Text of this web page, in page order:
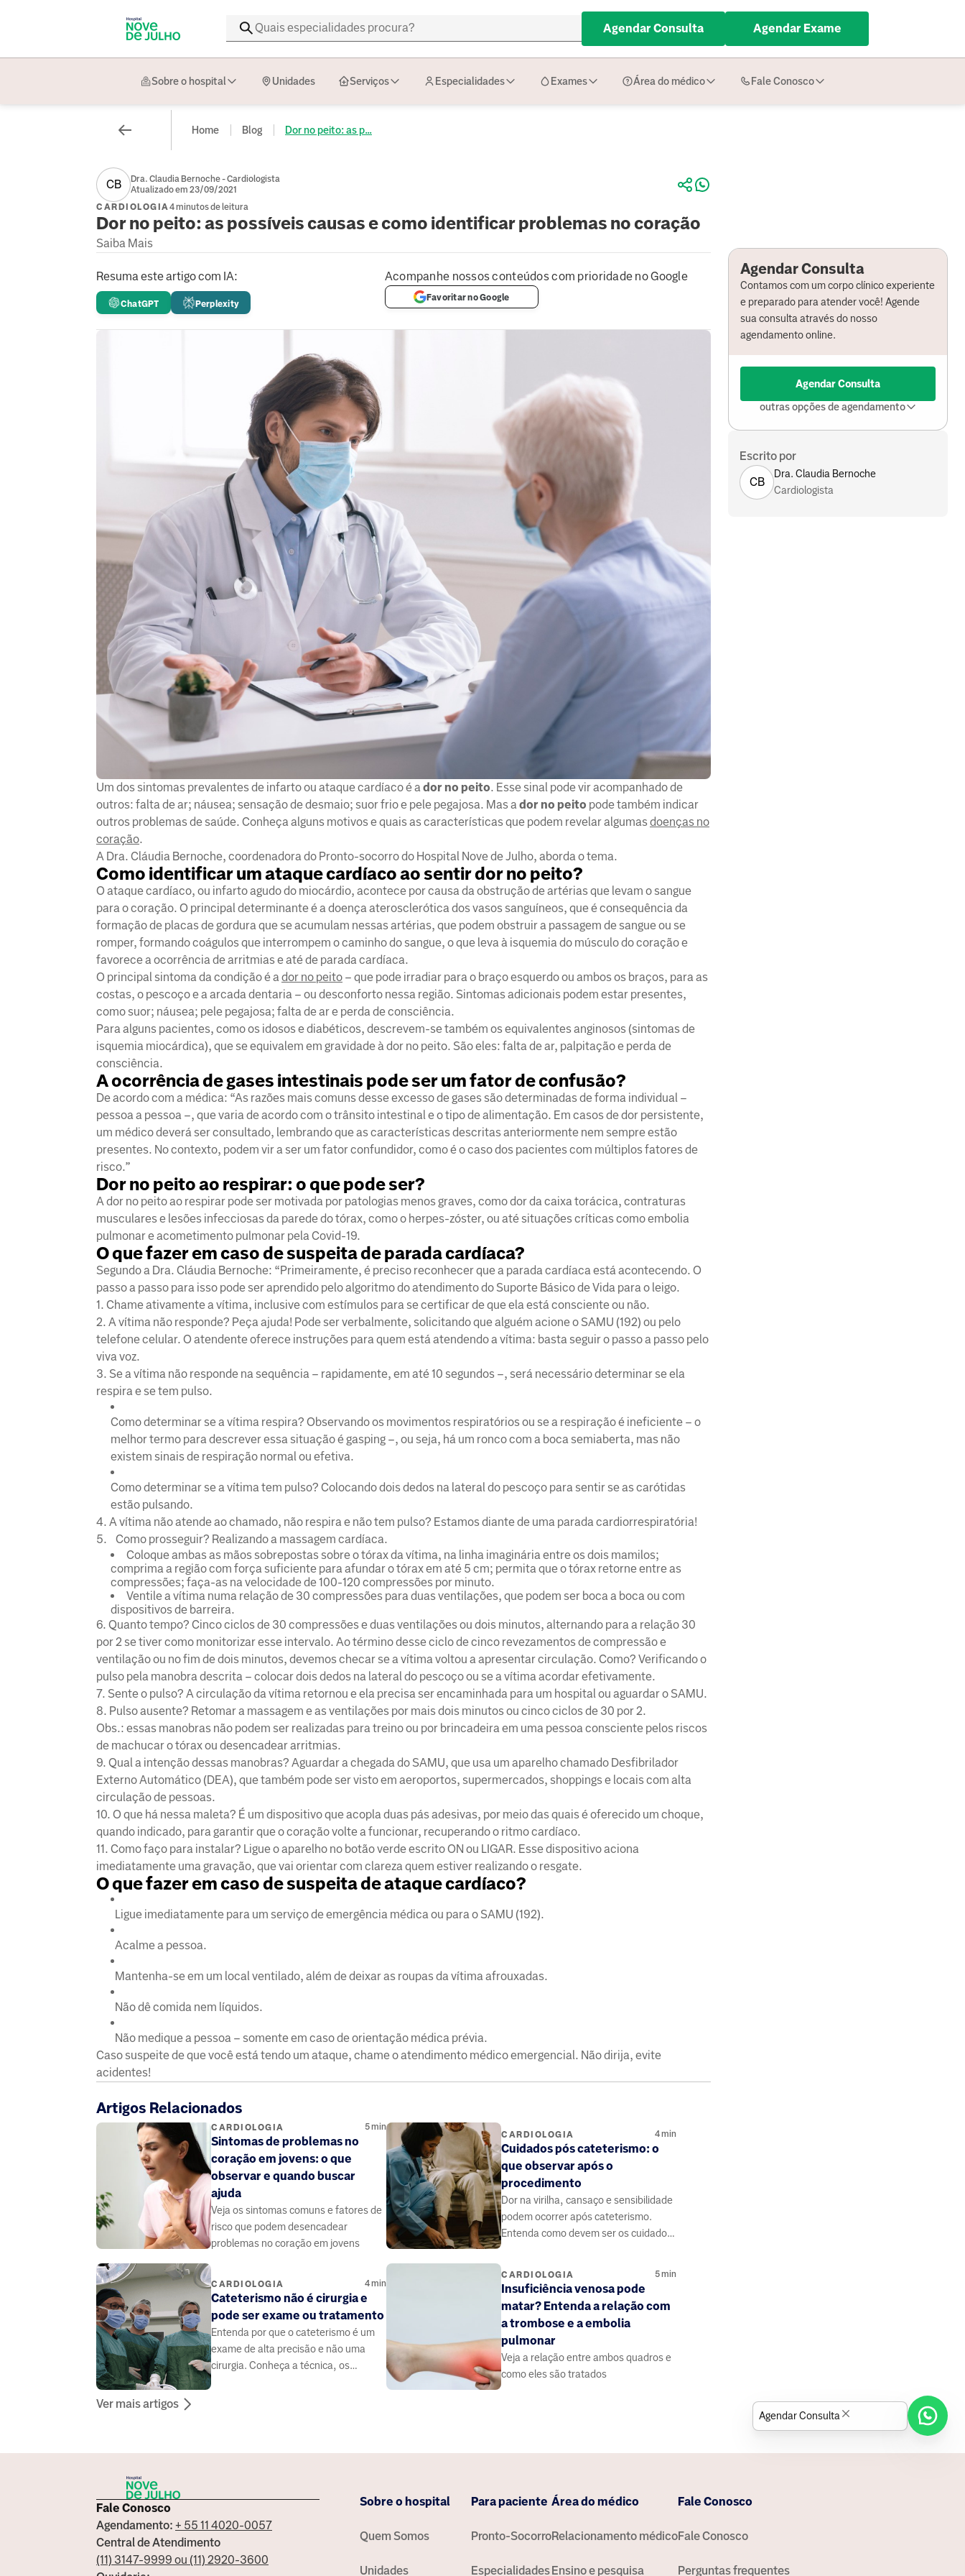
Agendar Consulta Agendar Exame
Sobre o hospital Unidades Serviços Especialidades Exames Área do médico Fale Conosco
Home Blog Dor no peito: as p...
CB
Dra. Claudia Bernoche - Cardiologista
Atualizado em 23/09/2021
CARDIOLOGIA4 minutos de leitura
Dor no peito: as possíveis causas e como identificar problemas no coração
Saiba Mais
Resuma este artigo com IA:
ChatGPT Perplexity
Acompanhe nossos conteúdos com prioridade no Google
Favoritar no Google
Um dos sintomas prevalentes de infarto ou ataque cardíaco é a dor no peito. Esse sinal pode vir acompanhado de
outros: falta de ar; náusea; sensação de desmaio; suor frio e pele pegajosa. Mas a dor no peito pode também indicar
outros problemas de saúde. Conheça alguns motivos e quais as características que podem revelar algumasdoenças no
coração.
A Dra. Cláudia Bernoche, coordenadora do Pronto-socorro do Hospital Nove de Julho, aborda o tema.
Como identificar um ataque cardíaco ao sentir dor no peito?
O ataque cardíaco, ou infarto agudo do miocárdio, acontece por causa da obstrução de artérias que levam o sangue
para o coração. O principal determinante é a doença aterosclerótica dos vasos sanguíneos, que é consequência da
formação de placas de gordura que se acumulam nessas artérias, que podem obstruir a passagem de sangue ou se
romper, formando coágulos que interrompem o caminho do sangue, o que leva à isquemia do músculo do coração e
favorece a ocorrência de arritmias e até de parada cardíaca.
O principal sintoma da condição é a dor no peito – que pode irradiar para o braço esquerdo ou ambos os braços, para as
costas, o pescoço e a arcada dentaria – ou desconforto nessa região. Sintomas adicionais podem estar presentes,
como suor; náusea; pele pegajosa; falta de ar e perda de consciência.
Para alguns pacientes, como os idosos e diabéticos, descrevem-se também os equivalentes anginosos (sintomas de
isquemia miocárdica), que se equivalem em gravidade à dor no peito. São eles: falta de ar, palpitação e perda de
consciência.
A ocorrência de gases intestinais pode ser um fator de confusão?
De acordo com a médica: “As razões mais comuns desse excesso de gases são determinadas de forma individual –
pessoa a pessoa –, que varia de acordo com o trânsito intestinal e o tipo de alimentação. Em casos de dor persistente,
um médico deverá ser consultado, lembrando que as características descritas anteriormente nem sempre estão
presentes. No contexto, podem vir a ser um fator confundidor, como é o caso dos pacientes com múltiplos fatores de
risco.”
Dor no peito ao respirar: o que pode ser?
A dor no peito ao respirar pode ser motivada por patologias menos graves, como dor da caixa torácica, contraturas
musculares e lesões infecciosas da parede do tórax, como o herpes-zóster, ou até situações críticas como embolia
pulmonar e acometimento pulmonar pela Covid-19.
O que fazer em caso de suspeita de parada cardíaca?
Segundo a Dra. Cláudia Bernoche: “Primeiramente, é preciso reconhecer que a parada cardíaca está acontecendo. O
passo a passo para isso pode ser aprendido pelo algoritmo do atendimento do Suporte Básico de Vida para o leigo.
1. Chame ativamente a vítima, inclusive com estímulos para se certificar de que ela está consciente ou não.
2. A vítima não responde? Peça ajuda! Pode ser verbalmente, solicitando que alguém acione o SAMU (192) ou pelo
telefone celular. O atendente oferece instruções para quem está atendendo a vítima: basta seguir o passo a passo pelo
viva voz.
3. Se a vítima não responde na sequência – rapidamente, em até 10 segundos –, será necessário determinar se ela
respira e se tem pulso.
Como determinar se a vítima respira? Observando os movimentos respiratórios ou se a respiração é ineficiente – o
melhor termo para descrever essa situação é gasping –, ou seja, há um ronco com a boca semiaberta, mas não
existem sinais de respiração normal ou efetiva.
Como determinar se a vítima tem pulso? Colocando dois dedos na lateral do pescoço para sentir se as carótidas
estão pulsando.
4. A vítima não atende ao chamado, não respira e não tem pulso? Estamos diante de uma parada cardiorrespiratória!
5. Como prosseguir? Realizando a massagem cardíaca.
Coloque ambas as mãos sobrepostas sobre o tórax da vítima, na linha imaginária entre os dois mamilos;
comprima a região com força suficiente para afundar o tórax em até 5 cm; permita que o tórax retorne entre as
compressões; faça-as na velocidade de 100-120 compressões por minuto.
Ventile a vítima numa relação de 30 compressões para duas ventilações, que podem ser boca a boca ou com
dispositivos de barreira.
6. Quanto tempo? Cinco ciclos de 30 compressões e duas ventilações ou dois minutos, alternando para a relação 30
por 2 se tiver como monitorizar esse intervalo. Ao término desse ciclo de cinco revezamentos de compressão e
ventilação ou no fim de dois minutos, devemos checar se a vítima voltou a apresentar circulação. Como? Verificando o
pulso pela manobra descrita – colocar dois dedos na lateral do pescoço ou se a vítima acordar efetivamente.
7. Sente o pulso? A circulação da vítima retornou e ela precisa ser encaminhada para um hospital ou aguardar o SAMU.
8. Pulso ausente? Retomar a massagem e as ventilações por mais dois minutos ou cinco ciclos de 30 por 2.
Obs.: essas manobras não podem ser realizadas para treino ou por brincadeira em uma pessoa consciente pelos riscos
de machucar o tórax ou desencadear arritmias.
9. Qual a intenção dessas manobras? Aguardar a chegada do SAMU, que usa um aparelho chamado Desfibrilador
Externo Automático (DEA), que também pode ser visto em aeroportos, supermercados, shoppings e locais com alta
circulação de pessoas.
10. O que há nessa maleta? É um dispositivo que acopla duas pás adesivas, por meio das quais é oferecido um choque,
quando indicado, para garantir que o coração volte a funcionar, recuperando o ritmo cardíaco.
11. Como faço para instalar? Ligue o aparelho no botão verde escrito ON ou LIGAR. Esse dispositivo aciona
imediatamente uma gravação, que vai orientar com clareza quem estiver realizando o resgate.
O que fazer em caso de suspeita de ataque cardíaco?
Ligue imediatamente para um serviço de emergência médica ou para o SAMU (192).
Acalme a pessoa.
Mantenha-se em um local ventilado, além de deixar as roupas da vítima afrouxadas.
Não dê comida nem líquidos.
Não medique a pessoa – somente em caso de orientação médica prévia.
Caso suspeite de que você está tendo um ataque, chame o atendimento médico emergencial. Não dirija, evite
acidentes!
Artigos Relacionados
CARDIOLOGIA 5min
Sintomas de problemas no
coração em jovens: o que
observar e quando buscar
ajuda
Veja os sintomas comuns e fatores de
risco que podem desencadear
problemas no coração em jovens
CARDIOLOGIA 4min
Cuidados pós cateterismo: o
que observar após o
procedimento
Dor na virilha, cansaço e sensibilidade
podem ocorrer após cateterismo.
Entenda como devem ser os cuidados
CARDIOLOGIA 4min
Cateterismo não é cirurgia e
pode ser exame ou tratamento
Entenda por que o cateterismo é um
exame de alta precisão e não uma
cirurgia. Conheça a técnica, os
CARDIOLOGIA 5min
Insuficiência venosa pode
matar? Entenda a relação com
a trombose e a embolia
pulmonar
Veja a relação entre ambos quadros e
como eles são tratados
Ver mais artigos
Agendar Consulta
Contamos com um corpo clínico experiente
e preparado para atender você! Agende
sua consulta através do nosso
agendamento online.
Agendar Consulta
outras opções de agendamento
Escrito por
CB
Dra. Claudia Bernoche
Cardiologista
Fale Conosco
Agendamento: + 55 11 4020-0057
Central de Atendimento
(11) 3147-9999 ou (11) 2920-3600
Sobre o hospital
Quem Somos
Unidades
Para paciente
Pronto-Socorro
Especialidades
Área do médico
Relacionamento médico
Ensino e pesquisa
Fale Conosco
Fale Conosco
Perguntas frequentes
Agendar Consulta